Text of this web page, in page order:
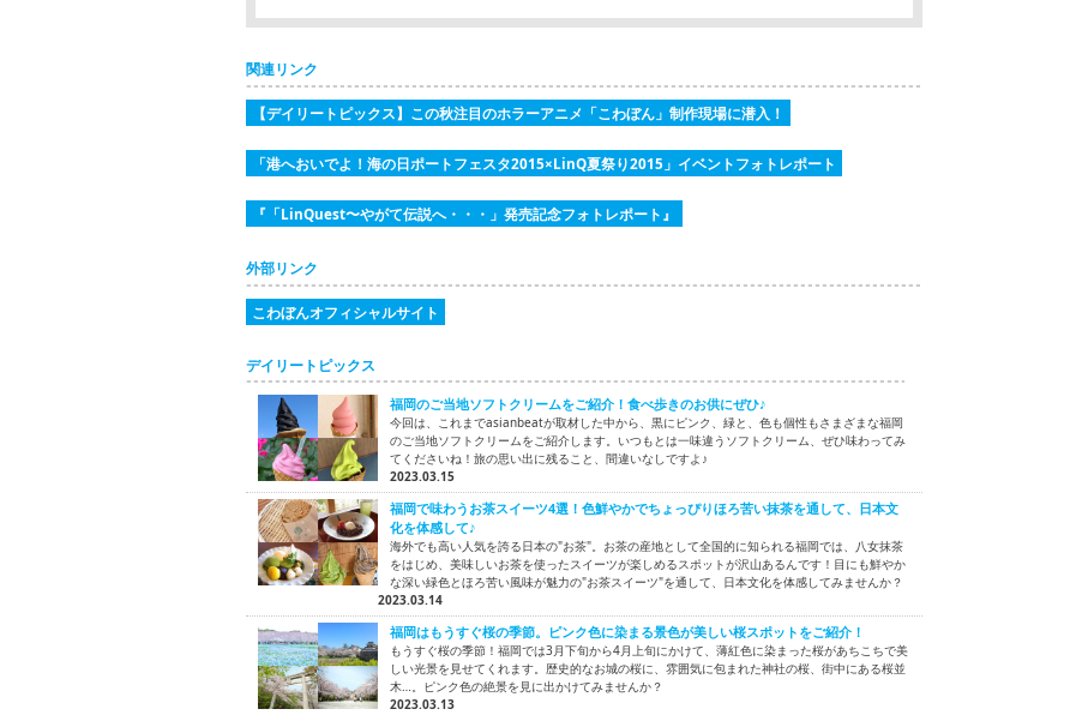
関連リンク
【デイリートピックス】この秋注目のホラーアニメ「こわぼん」制作現場に潜入！
「港へおいでよ！海の日ポートフェスタ2015×LinQ夏祭り2015」イベントフォトレポート
『「LinQuest〜やがて伝説へ・・・」発売記念フォトレポート』
外部リンク
こわぼんオフィシャルサイト
デイリートピックス
福岡のご当地ソフトクリームをご紹介！食べ歩きのお供にぜひ♪
今回は、これまでasianbeatが取材した中から、黒にピンク、緑と、色も個性もさまざまな福岡
のご当地ソフトクリームをご紹介します。いつもとは一味違うソフトクリーム、ぜひ味わってみ
てくださいね！旅の思い出に残ること、間違いなしですよ♪
2023.03.15
福岡で味わうお茶スイーツ4選！色鮮やかでちょっぴりほろ苦い抹茶を通して、日本文
化を体感して♪
海外でも高い人気を誇る日本の"お茶"。お茶の産地として全国的に知られる福岡では、八女抹茶
をはじめ、美味しいお茶を使ったスイーツが楽しめるスポットが沢山あるんです！目にも鮮やか
な深い緑色とほろ苦い風味が魅力の"お茶スイーツ"を通して、日本文化を体感してみませんか？
2023.03.14
福岡はもうすぐ桜の季節。ピンク色に染まる景色が美しい桜スポットをご紹介！
もうすぐ桜の季節！福岡では3月下旬から4月上旬にかけて、薄紅色に染まった桜があちこちで美
しい光景を見せてくれます。歴史的なお城の桜に、雰囲気に包まれた神社の桜、街中にある桜並
木…。ピンク色の絶景を見に出かけてみませんか？
2023.03.13